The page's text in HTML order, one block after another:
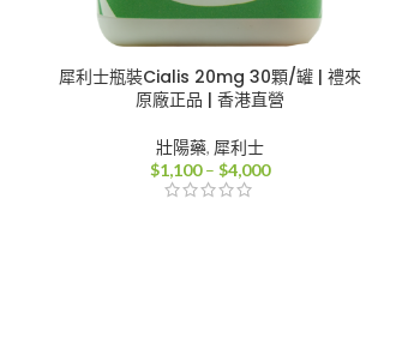
犀利士瓶裝Cialis 20mg 30顆/罐 | 禮來
原廠正品 | 香港直營
壯陽藥, 犀利士
$1,100 – $4,000價